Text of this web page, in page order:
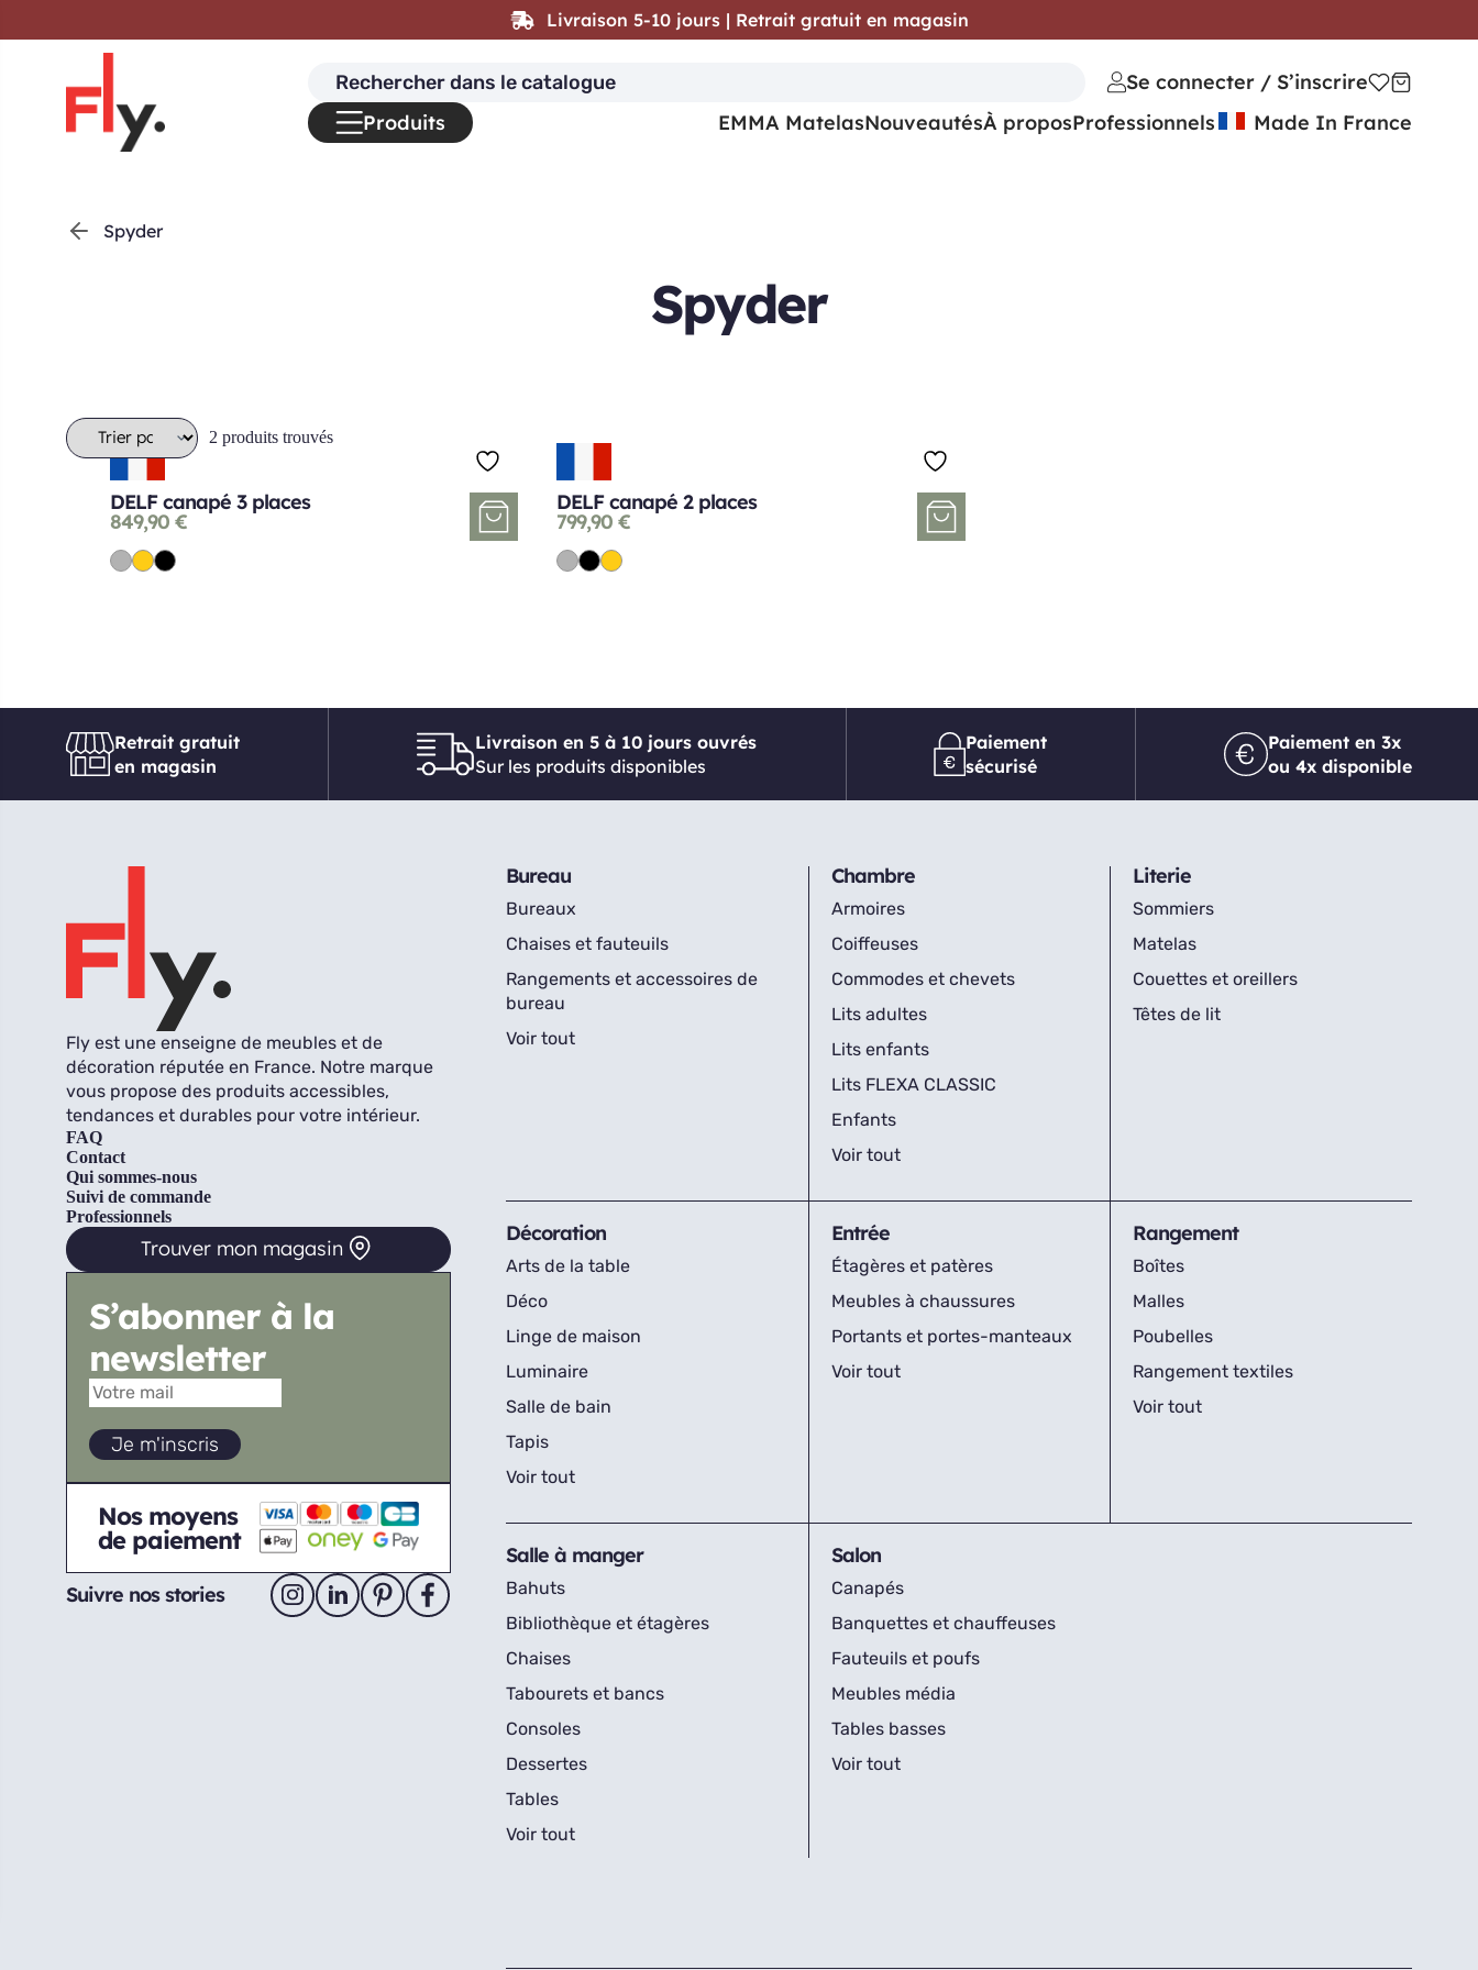
Spyder
Spyder
2 produits trouvés
DELF canapé 3 places
849,90 €
DELF canapé 2 places
799,90€
Retrait gratuit
en magasin
Livraison en 5 à 10 jours ouvrés
Sur les produits disponibles
Paiement
sécurisé
Paiement en 3x
ou 4x disponible
Fly est une enseigne de meubles et de
décoration réputée en France. Notre marque
vous propose des produits accessibles,
tendances et durables pour votre intérieur.
FAQ
Contact
Qui sommes-nous
Suivi de commande
Professionnels
Trouver mon magasin
S’abonner à la
newsletter
Nos moyens
de paiement
Suivre nos stories
Bureau
Bureaux
Chaises et fauteuils
Rangements et accessoires de
bureau
Voir tout
Chambre
Armoires
Coiffeuses
Commodes et chevets
Lits adultes
Lits enfants
Lits FLEXA CLASSIC
Enfants
Voir tout
Literie
Sommiers
Matelas
Couettes et oreillers
Têtes de lit
Décoration
Arts de la table
Déco
Linge de maison
Luminaire
Salle de bain
Tapis
Voir tout
Entrée
Étagères et patères
Meubles à chaussures
Portants et portes-manteaux
Voir tout
Rangement
Boîtes
Malles
Poubelles
Rangement textiles
Voir tout
Salle à manger
Bahuts
Bibliothèque et étagères
Chaises
Tabourets et bancs
Consoles
Dessertes
Tables
Voir tout
Salon
Canapés
Banquettes et chauffeuses
Fauteuils et poufs
Meubles média
Tables basses
Voir tout
Livraison 5-10 jours | Retrait gratuit en magasin
Search
for:
Se connecter / S’inscrire
Produits
EMMA MatelasNouveautésÀ proposProfessionnels Made In France